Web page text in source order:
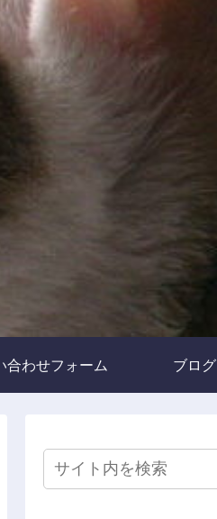
合わせフォーム ブログ